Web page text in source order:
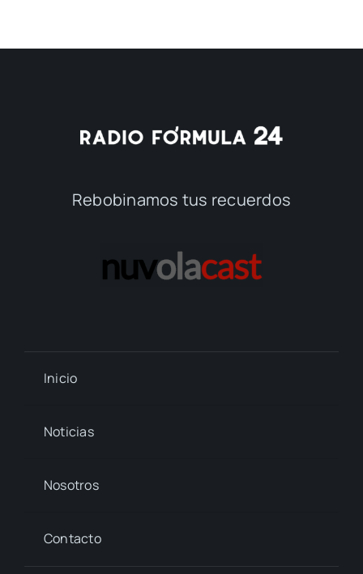
Rebobinamos tus recuerdos
Inicio
Noticias
Nosotros
Contacto